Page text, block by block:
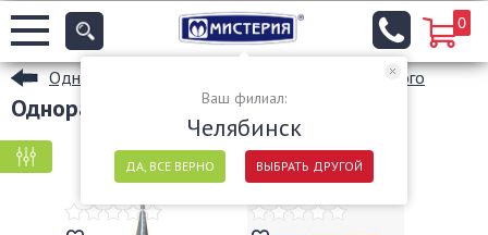
Ваш филиал:
Челябинск
ДА, ВСЕ ВЕРНО ВЫБРАТЬ ДРУГОЙ
0
Одноразовые бокалы и фужеры для шампанского
Одноразовые фужеры